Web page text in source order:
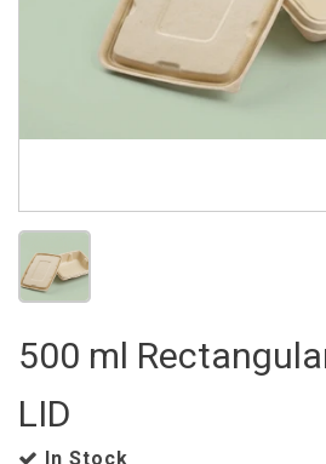
500 ml
LID
In Stock